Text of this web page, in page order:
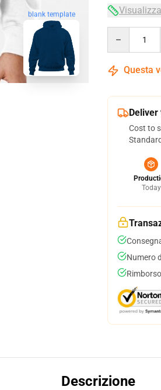
blank template
Questa
Deliver
Cost to
Today
Numero
Descrizione